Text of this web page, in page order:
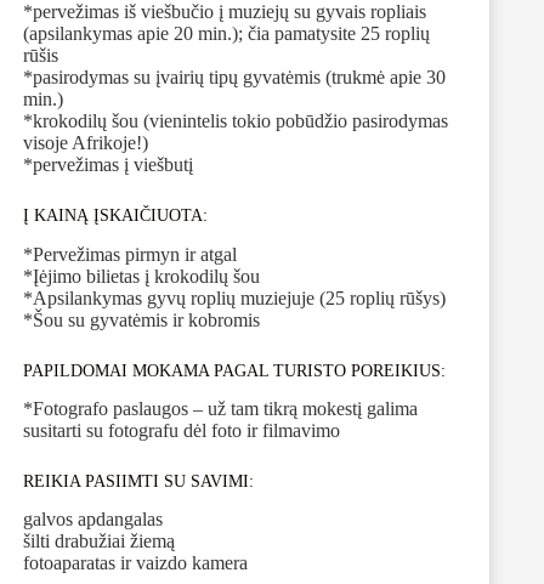
*pervežimas iš viešbučio į muziejų su gyvais ropliais
(apsilankymas apie 20 min.); čia pamatysite 25 roplių
rūšis
*pasirodymas su įvairių tipų gyvatėmis (trukmė apie 30
min.)
*krokodilų šou (vienintelis tokio pobūdžio pasirodymas
visoje Afrikoje!)
*pervežimas į viešbutį
Į KAINĄ ĮSKAIČIUOTA:
*Pervežimas pirmyn ir atgal
*Įėjimo bilietas į krokodilų šou
*Apsilankymas gyvų roplių muziejuje (25 roplių rūšys)
*Šou su gyvatėmis ir kobromis
PAPILDOMAI MOKAMA PAGAL TURISTO POREIKIUS:
*Fotografo paslaugos – už tam tikrą mokestį galima
susitarti su fotografu dėl foto ir filmavimo
REIKIA PASIIMTI SU SAVIMI:
galvos apdangalas
šilti drabužiai žiemą
fotoaparatas ir vaizdo kamera